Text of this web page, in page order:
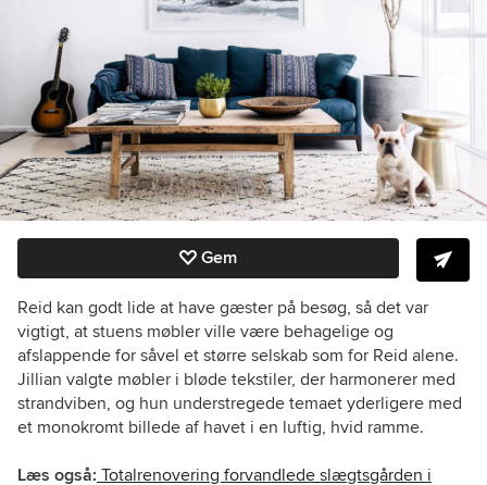
Gem
Reid kan godt lide at have gæster på besøg, så det var
vigtigt, at stuens møbler ville være behagelige og
afslappende for såvel et større selskab som for Reid alene.
Jillian valgte møbler i bløde tekstiler, der harmonerer med
strandviben, og hun understregede temaet yderligere med
et monokromt billede af havet i en luftig, hvid ramme.
Læs også: Totalrenovering forvandlede slægtsgården i